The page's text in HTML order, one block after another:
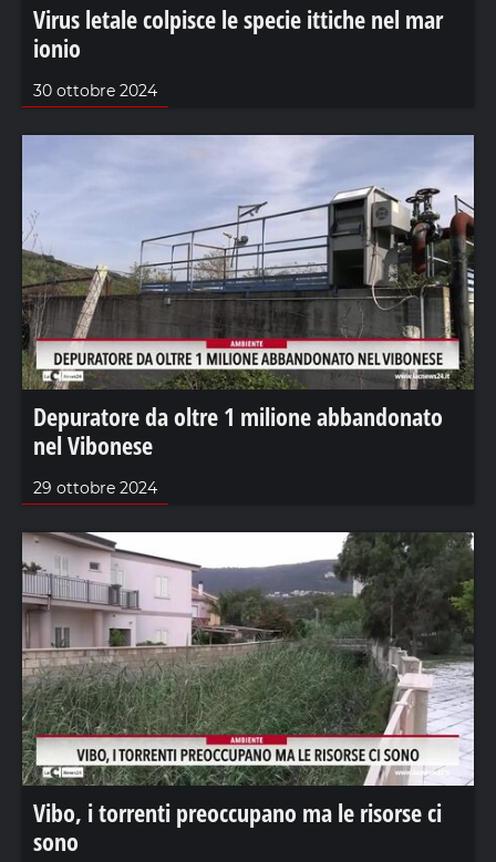
Virus letale colpisce le specie ittiche nel mar
ionio
30 ottobre 2024
Depuratore da oltre 1 milione abbandonato
nel Vibonese
29 ottobre 2024
Vibo, i torrenti preoccupano ma le risorse ci
sono